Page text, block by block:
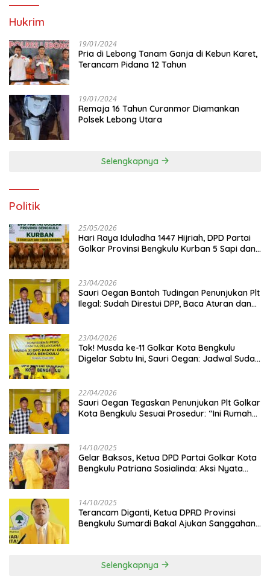
Hukrim
19/01/2024
Pria di Lebong Tanam Ganja di Kebun Karet,
Terancam Pidana 12 Tahun
19/01/2024
Remaja 16 Tahun Curanmor Diamankan
Polsek Lebong Utara
Selengkapnya
Politik
25/05/2026
Hari Raya Iduladha 1447 Hijriah, DPD Partai
Golkar Provinsi Bengkulu Kurban 5 Sapi dan 1
23/04/2026
Sauri Oegan Bantah Tudingan Penunjukan Plt
Ilegal: Sudah Direstui DPP, Baca Aturan dan
23/04/2026
‎Tok! Musda ke-11 Golkar Kota Bengkulu
Digelar Sabtu Ini, Sauri Oegan: Jadwal Sudah
22/04/2026
Sauri Oegan Tegaskan Penunjukan Plt Golkar
Kota Bengkulu Sesuai Prosedur: “Ini Rumah
14/10/2025
‎Gelar Baksos, Ketua DPD Partai Golkar Kota
Bengkulu Patriana Sosialinda: Aksi Nyata
14/10/2025
Terancam Diganti, Ketua DPRD Provinsi
Bengkulu Sumardi Bakal Ajukan Sanggahan
Selengkapnya